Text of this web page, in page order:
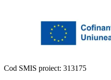
Cod SMIS proiect: 313175